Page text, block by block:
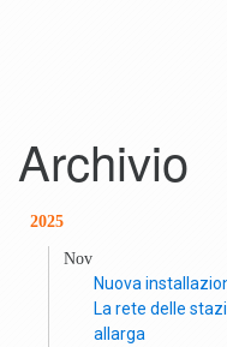
Archivio
2025
Nov
Nuova
La rete delle
allarga